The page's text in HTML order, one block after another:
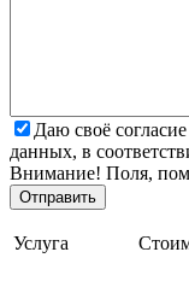
Даю своё
данных, в
Внимание! Поля,
Услуга